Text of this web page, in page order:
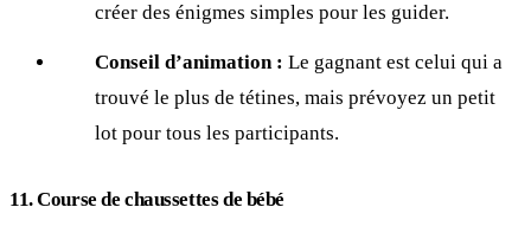
créer des énigmes simples pour les guider.
Conseil d’animation : Le gagnant est celui qui a
trouvé le plus de tétines, mais prévoyez un petit
lot pour tous les participants.
11. Course de chaussettes de bébé